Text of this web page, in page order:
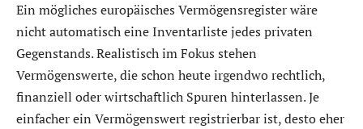
Ein mögliches europäisches Vermögensregister wäre
nicht automatisch eine Inventarliste jedes privaten
Gegenstands. Realistisch im Fokus stehen
Vermögenswerte, die schon heute irgendwo rechtlich,
finanziell oder wirtschaftlich Spuren hinterlassen. Je
einfacher ein Vermögenswert registrierbar ist, desto eher